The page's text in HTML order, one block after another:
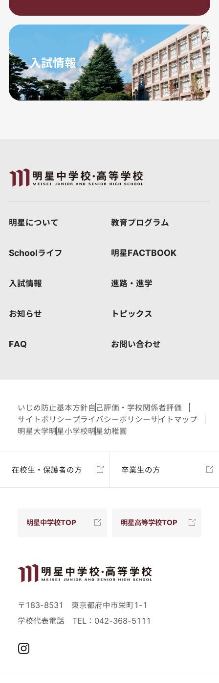
入試情報
明星について 教育プログラム
Schoolライフ 明星FACTBOOK
入試情報 進路・進学
お知らせ トピックス
FAQ お問い合わせ
いじめ防止基本方針自己評価・学校関係者評価
サイトポリシー プライバシーポリシーサイトマップ
明星大学明星小学校明星幼稚園
在校生・保護者の方 卒業生の方
明星中学校TOP 明星高等学校TOP
〒183-8531 東京都府中市栄町1-1
学校代表電話 TEL：042-368-5111
Instagram